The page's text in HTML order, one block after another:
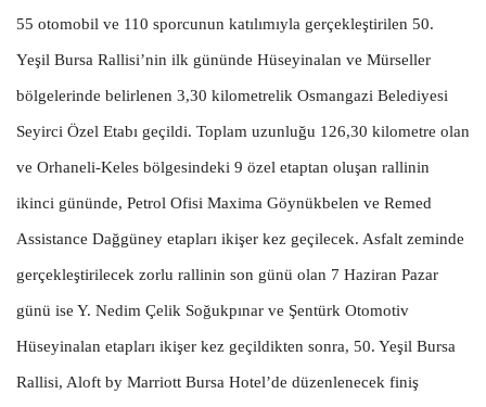
55 otomobil ve 110 sporcunun katılımıyla gerçekleştirilen 50.
Yeşil Bursa Rallisi’nin ilk gününde Hüseyinalan ve Mürseller
bölgelerinde belirlenen 3,30 kilometrelik Osmangazi Belediyesi
Seyirci Özel Etabı geçildi. Toplam uzunluğu 126,30 kilometre olan
ve Orhaneli-Keles bölgesindeki 9 özel etaptan oluşan rallinin
ikinci gününde, Petrol Ofisi Maxima Göynükbelen ve Remed
Assistance Dağgüney etapları ikişer kez geçilecek. Asfalt zeminde
gerçekleştirilecek zorlu rallinin son günü olan 7 Haziran Pazar
günü ise Y. Nedim Çelik Soğukpınar ve Şentürk Otomotiv
Hüseyinalan etapları ikişer kez geçildikten sonra, 50. Yeşil Bursa
Rallisi, Aloft by Marriott Bursa Hotel’de düzenlenecek finiş